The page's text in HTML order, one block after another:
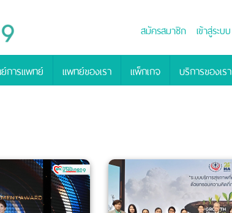
สมัครสมาชิก เข้าสู่ระบบ
การแพทย์ แพทย์ของเรา แพ็กเกจ บริการของเรา